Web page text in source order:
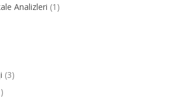
Analizleri (1)
(3)